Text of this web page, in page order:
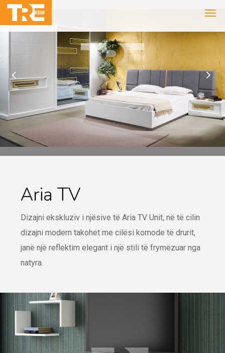
Aria TV
Dizajni ekskluziv i njësive të Aria TV Unit, në të cilin
dizajni modern takohet me cilësi komode të drurit,
janë një reflektim elegant i një stili të frymëzuar nga
natyra.